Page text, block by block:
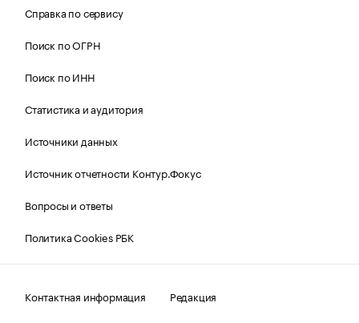
Справка по сервису
Поиск по ОГРН
Поиск по ИНН
Статистика и аудитория
Источники данных
Источник отчетности Контур.Фокус
Вопросы и ответы
Политика Cookies РБК
Контактная информация
Редакция